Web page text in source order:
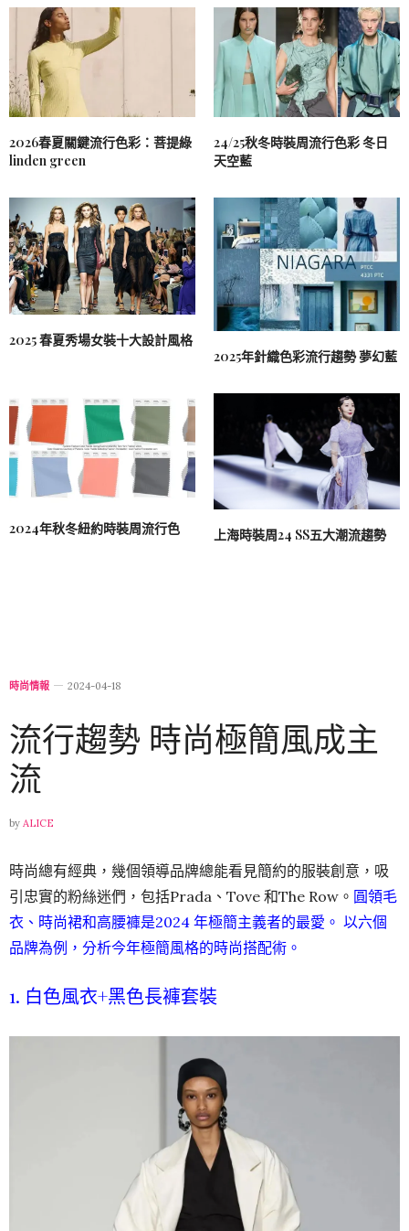
2026春夏關鍵流行色彩：菩提綠
linden green
24/25秋冬時裝周流行色彩 冬日
天空藍
2025 春夏秀場女裝十大設計風格
2025年針織色彩流行趨勢 夢幻藍
2024年秋冬紐約時裝周流行色 上海時裝周24 SS五大潮流趨勢
時尚情報 2024-04-18
流行趨勢 時尚極簡風成主
流
by ALICE
時尚總有經典，幾個領導品牌總能看見簡約的服裝創意，吸
引忠實的粉絲迷們，包括Prada、Tove 和The Row。 圓領毛
衣、時尚裙和高腰褲是2024 年極簡主義者的最愛。 以六個
品牌為例，分析今年極簡風格的時尚搭配術。
1. 白色風衣+黑色長褲套裝